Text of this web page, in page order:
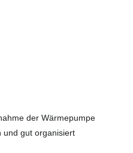
der Wärmepumpe
und gut organisiert